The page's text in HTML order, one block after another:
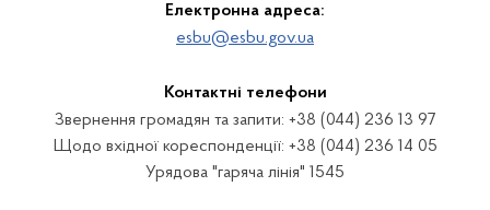
Електронна адреса:
esbu@esbu.gov.ua
Контактні телефони
Звернення громадян та запити: +38 (044) 236 13 97
Щодо вхідної кореспонденції: +38 (044) 236 14 05
Урядова "гаряча лінія" 1545